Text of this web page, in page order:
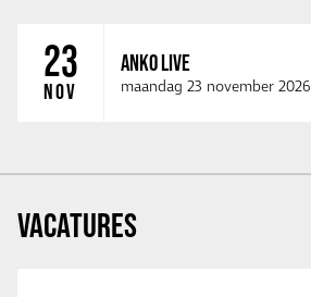
23
NOV
ANKO LIVE
maandag 23 november 2026
VACATURES